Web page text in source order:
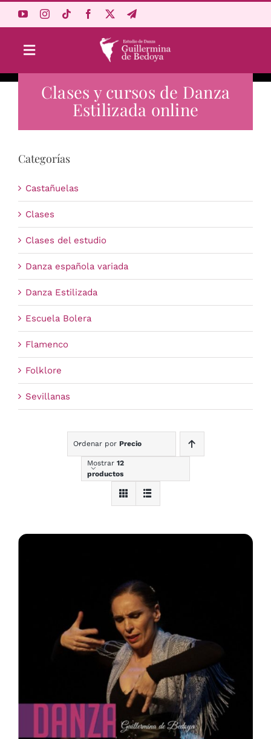
Toggle
Navigation
Aprende Online
Estudio
Carrito
Clases y cursos de Danza
Estilizada online
Categorías
Castañuelas
Clases
Clases del estudio
Danza española variada
Danza Estilizada
Escuela Bolera
Flamenco
Folklore
Sevillanas
Ordenar por Precio
Mostrar 12
productos